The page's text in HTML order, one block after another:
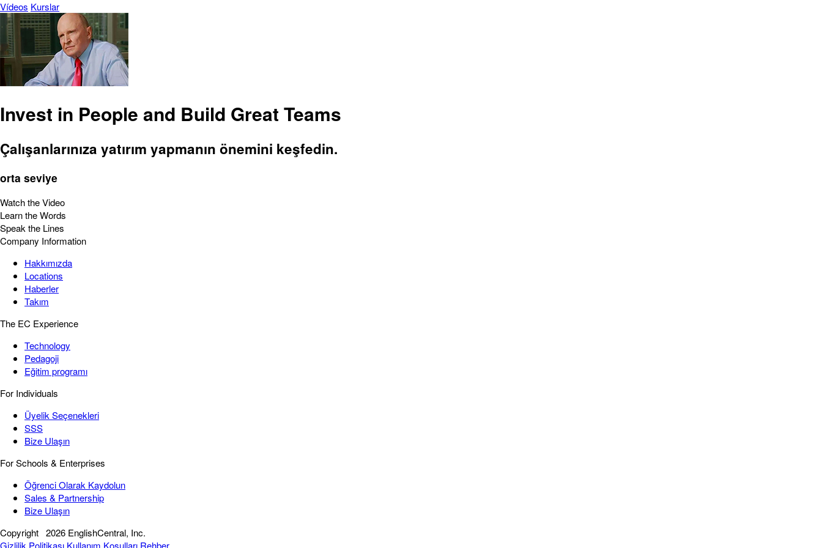
Vídeos Kurslar
Invest in People and Build Great Teams
Çalışanlarınıza yatırım yapmanın önemini keşfedin.
orta seviye
Watch the Video
Learn the Words
Speak the Lines
Company Information
Hakkımızda
Locations
Haberler
Takım
The EC Experience
Technology
Pedagoji
Eğitim programı
For Individuals
Üyelik Seçenekleri
SSS
Bize Ulaşın
For Schools & Enterprises
Öğrenci Olarak Kaydolun
Sales & Partnership
Bize Ulaşın
Copyright 2026 EnglishCentral, Inc.